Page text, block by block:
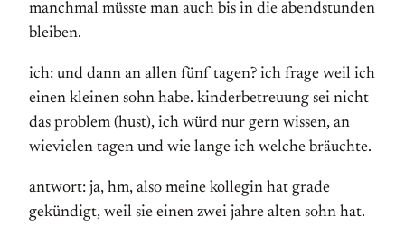
manchmal müsste man auch bis in die abendstunden
bleiben.
ich: und dann an allen fünf tagen? ich frage weil ich
einen kleinen sohn habe. kinderbetreuung sei nicht
das problem (hust), ich würd nur gern wissen, an
wievielen tagen und wie lange ich welche bräuchte.
antwort: ja, hm, also meine kollegin hat grade
gekündigt, weil sie einen zwei jahre alten sohn hat.